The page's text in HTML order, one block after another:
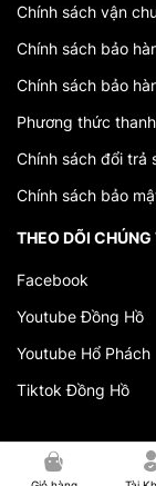
Chính sách vận
Chính sách bảo
Chính sách bảo
Phương thức
Chính sách đổi trả
Chính sách bảo
THEO DÕI CHÚNG
Facebook
Youtube Đồng Hồ
Youtube Hổ Phách
Tiktok Đồng Hồ